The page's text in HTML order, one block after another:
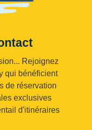
Rejoignez
qui bénéficient
de réservation
exclusives
d'itinéraires